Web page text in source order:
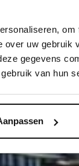
uw
gegevens
van hun